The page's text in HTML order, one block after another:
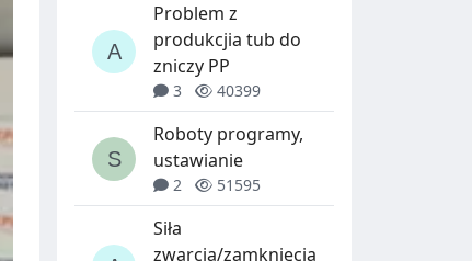
Problem z
produkcjia tub do
zniczy PP
3 40399
Roboty programy,
ustawianie
2 51595
Siła
zwarcia/zamknięcia